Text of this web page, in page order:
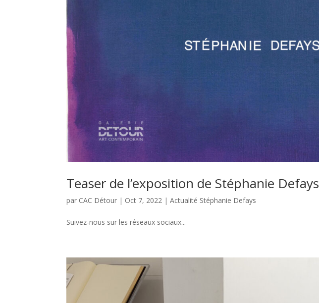
Teaser de l’exposition de Stéphanie Defays
par CAC Détour | Oct 7, 2022 |Actualité Stéphanie Defays
Suivez-nous sur les réseaux sociaux...